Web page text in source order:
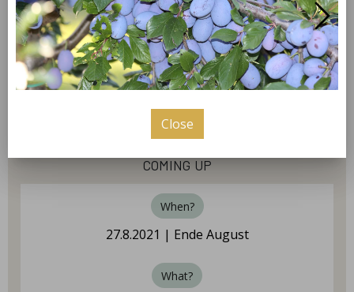
Fleischerei Leiste aus Bad Harzburg stellt
super leckere Suppen her, wie z.B. die
Wildgulaschsuppe und natürlich Harzer
Wurstspezialitäten.
coming up
When?
27.8.2021 | Ende August
What?
Close